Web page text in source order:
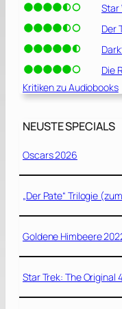
Star
Der
Die
Kritiken zu Audiobooks
NEUSTE SPECIALS
Oscars 2026
„Der Pate“ Trilogie
Goldene Himbeere
Star Trek: The Original